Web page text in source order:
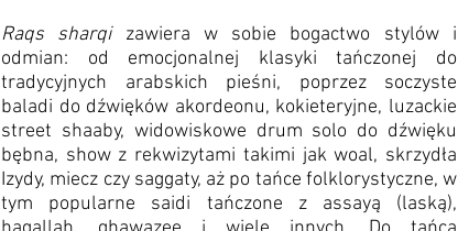
Raqs sharqizawiera w sobie bogactwo stylów i
odmian: od emocjonalnej klasyki tańczonej do
tradycyjnych arabskich pieśni, poprzez soczyste
baladi do dźwięków akordeonu, kokieteryjne, luzackie
street shaaby, widowiskowe drum solo do dźwięku
bębna, show z rekwizytami takimi jak woal, skrzydła
Izydy, miecz czy saggaty, aż po tańce folklorystyczne, w
tym popularne saidi tańczone z assayą (laską),